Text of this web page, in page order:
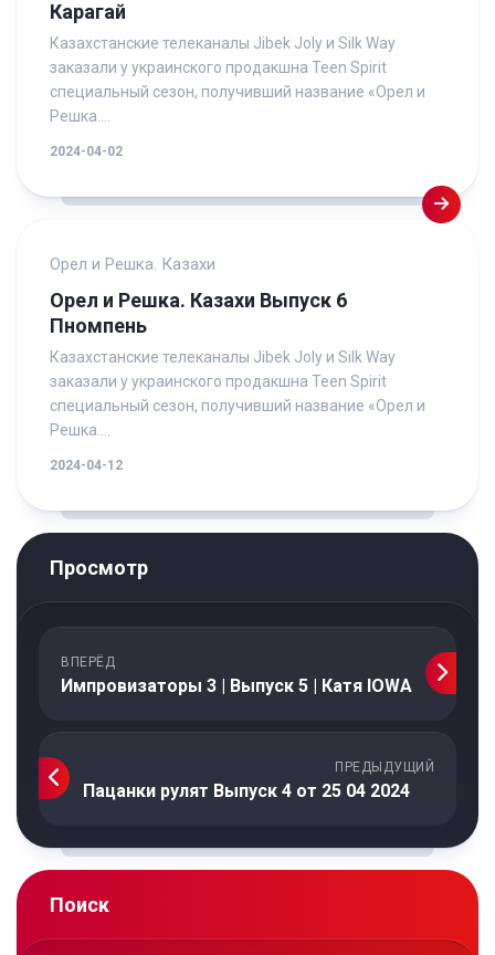
Карагай
Казахстанские телеканалы Jibek Joly и Silk Way
заказали у украинского продакшна Teen Spirit
специальный сезон, получивший название «Орел и
Решка....
2024-04-02
Орел и Решка. Казахи
Орел и Решка. Казахи Выпуск 6
Пномпень
Казахстанские телеканалы Jibek Joly и Silk Way
заказали у украинского продакшна Teen Spirit
специальный сезон, получивший название «Орел и
Решка....
2024-04-12
Просмотр
ВПЕРЁД
Импровизаторы 3 | Выпуск 5 | Катя IOWA
ПРЕДЫДУЩИЙ
Пацанки рулят Выпуск 4 от 25 04 2024
Поиск